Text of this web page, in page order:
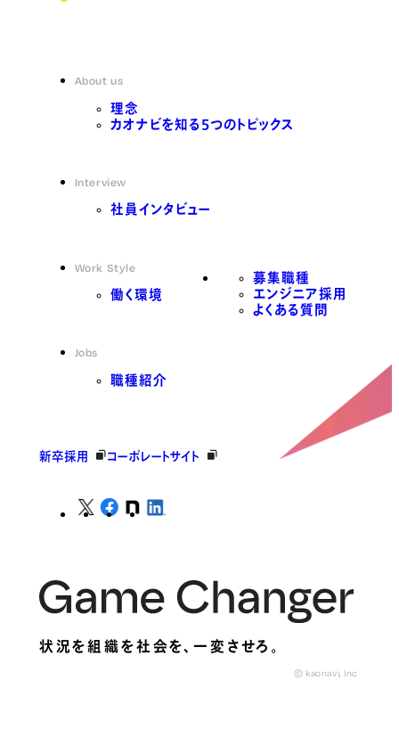
About us
理念
カオナビを知る5つのトピックス
Interview
社員インタビュー
Work Style
働く環境
Jobs
職種紹介
募集職種
エンジニア採用
よくある質問
新卒採用 コーポレートサイト
状況を組織を社会を、一変させろ。
© kaonavi, Inc